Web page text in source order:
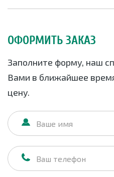
ОФОРМИТЬ ЗАКАЗ
Заполните форму, наш
Вами в ближайшее
цену.